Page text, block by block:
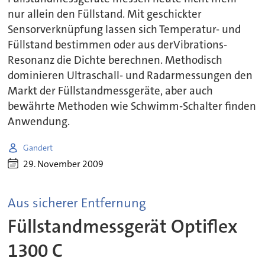
nur allein den Füllstand. Mit geschickter
Sensorverknüpfung lassen sich Temperatur- und
Füllstand bestimmen oder aus derVibrations-
Resonanz die Dichte berechnen. Methodisch
dominieren Ultraschall- und Radarmessungen den
Markt der Füllstandmessgeräte, aber auch
bewährte Methoden wie Schwimm-Schalter finden
Anwendung.
Gandert
29. November 2009
Aus sicherer Entfernung
Füllstandmessgerät Optiflex
1300 C